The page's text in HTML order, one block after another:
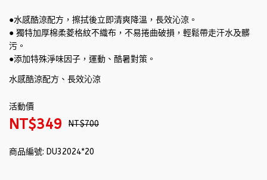
●水感酷涼配方，擦拭後立即清爽降溫，長效沁涼。
● 獨特加厚棉柔菱格紋不織布，不易捲曲破損，輕鬆帶走汗水及髒
污。
●添加特殊淨味因子，運動、酷暑對策。
水感酷涼配方、長效沁涼
活動價
NT$349 NT$700
商品編號: DU32024*20